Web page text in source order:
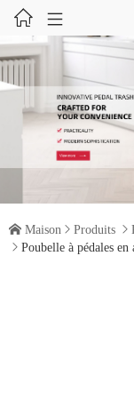
 
 Maison  Produits 
 Poubelle à pédales